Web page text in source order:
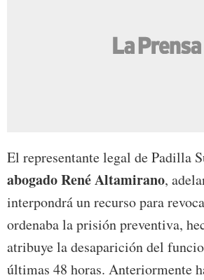
El representante legal de Padilla
abogado René Altamirano,
interpondrá un recurso para
ordenaba la prisión preventiva,
atribuye la desaparición del
últimas 48 horas. Anteriormente